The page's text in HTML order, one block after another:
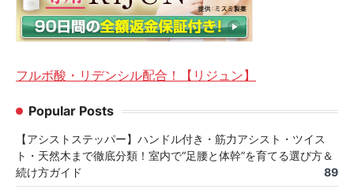
フルボ酸・リデンシル配合！【リジュン】
Popular Posts
【アシストステッパー】ハンドル付き・筋力アシスト・ツイス
ト・天然木まで徹底分類！室内で“足腰と体幹”を育てる選び方＆
続け方ガイド
89